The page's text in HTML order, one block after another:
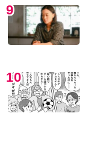
10